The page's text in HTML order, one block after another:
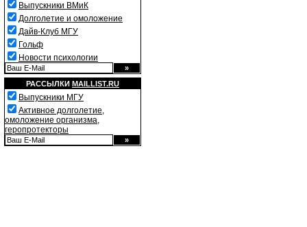
Выпускники ВМиК
Долголетие и омоложение
Дайв-Клуб МГУ
Гольф
Новости психологии
РАССЫЛКИ MAILLIST.RU
Выпускники МГУ
Активное долголетие,
омоложение организма,
геропротекторы